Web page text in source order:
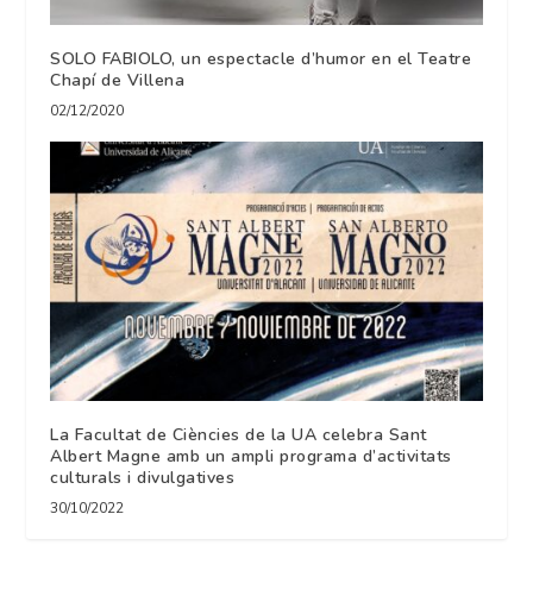
SOLO FABIOLO, un espectacle d’humor en el Teatre
Chapí de Villena
02/12/2020
La Facultat de Ciències de la UA celebra Sant
Albert Magne amb un ampli programa d’activitats
culturals i divulgatives
30/10/2022